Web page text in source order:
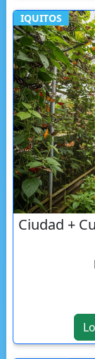
IQUITOS
Ciudad +